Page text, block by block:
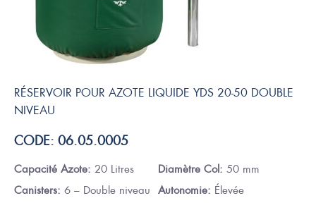
RÉSERVOIR POUR AZOTE LIQUIDE YDS 20-50 DOUBLE
NIVEAU
CODE: 06.05.0005
Capacité Azote: 20 Litres Diamètre Col: 50 mm
Canisters: 6 – Double niveau Autonomie: Élevée